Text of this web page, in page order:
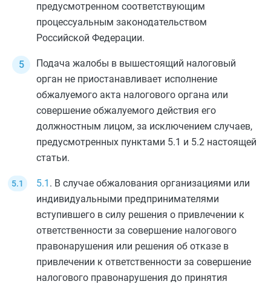
предусмотренном соответствующим
процессуальным законодательством
Российской Федерации.
Подача жалобы в вышестоящий налоговый
орган не приостанавливает исполнение
обжалуемого акта налогового органа или
совершение обжалуемого действия его
должностным лицом, за исключением случаев,
предусмотренных пунктами 5.1 и 5.2 настоящей
статьи.
5.1 . В случае обжалования организациями или
индивидуальными предпринимателями
вступившего в силу решения о привлечении к
ответственности за совершение налогового
правонарушения или решения об отказе в
привлечении к ответственности за совершение
налогового правонарушения до принятия